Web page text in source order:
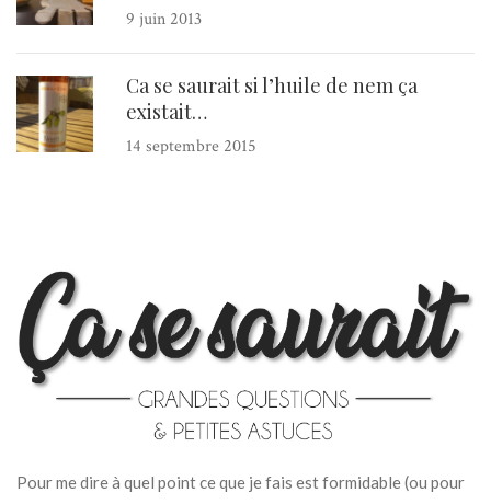
9 juin 2013
Ca se saurait si l’huile de nem ça
existait…
14 septembre 2015
Pour me dire à quel point ce que je fais est formidable (ou pour